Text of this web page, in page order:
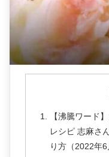
【沸騰ワード
レシピ 志麻さ
り方（2022年6